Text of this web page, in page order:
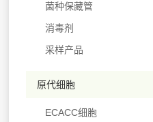
菌种保藏管
消毒剂
采样产品
原代细胞
ECACC细胞